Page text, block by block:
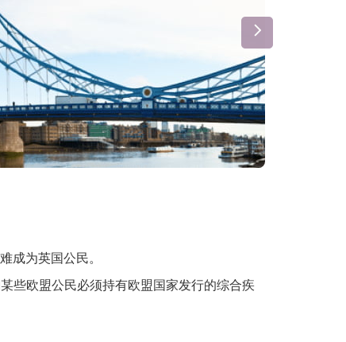
成为英国公民。
些欧盟公民必须持有欧盟国家发行的综合疾